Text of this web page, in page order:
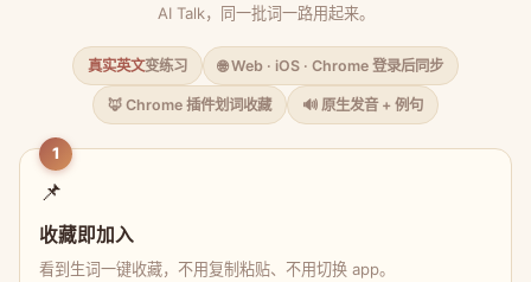
AI Talk，同一批词一路用起来。
真实英文变练习 🌐 Web · iOS · Chrome 登录后同步
🦊 Chrome 插件划词收藏 🔊 原生发音 + 例句
1
📌
收藏即加入
看到生词一键收藏，不用复制粘贴、不用切换 app。